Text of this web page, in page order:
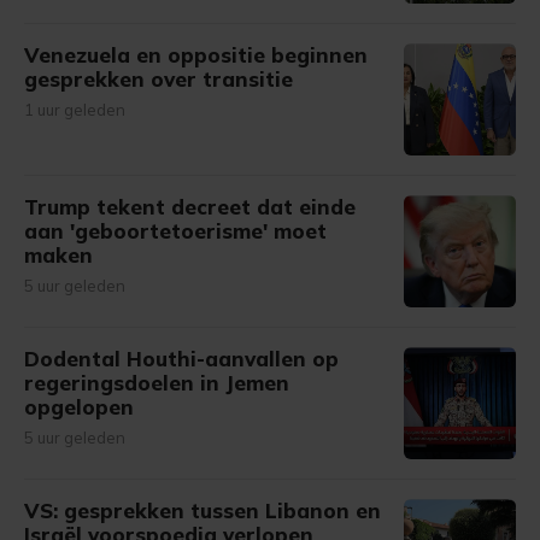
Venezuela en oppositie beginnen
gesprekken over transitie
1 uur geleden
Trump tekent decreet dat einde
aan 'geboortetoerisme' moet
maken
5 uur geleden
Dodental Houthi-aanvallen op
regeringsdoelen in Jemen
opgelopen
5 uur geleden
VS: gesprekken tussen Libanon en
Israël voorspoedig verlopen